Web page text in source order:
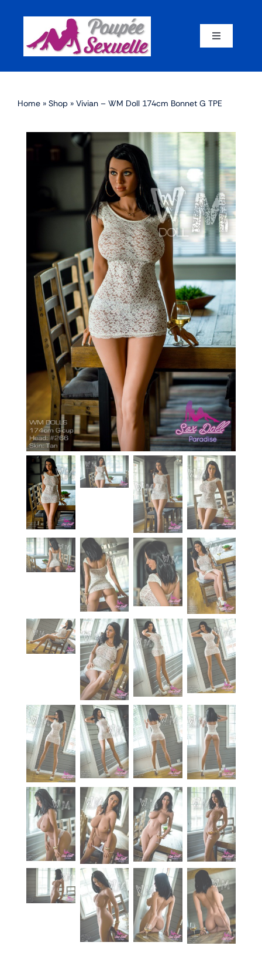
content
Toggle
Par corps
Sex dolls en promotion
En stock
Guides
Paiement
Contact
Livraison
À propos
Blog
Home » Shop » Vivian – WM Doll 174cm Bonnet G TPE